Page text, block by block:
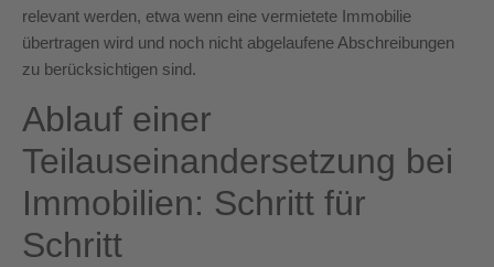
relevant werden, etwa wenn eine vermietete Immobilie
übertragen wird und noch nicht abgelaufene Abschreibungen
zu berücksichtigen sind.
Ablauf einer
Teilauseinandersetzung bei
Immobilien: Schritt für
Schritt